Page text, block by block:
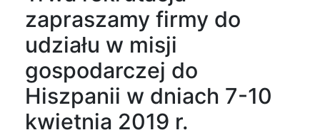
zapraszamy firmy do
udziału w misji
gospodarczej do
Hiszpanii w dniach 7-10
kwietnia 2019 r.